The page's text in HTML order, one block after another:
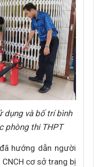
dụng và bố trí bình
phòng thi THPT
hướng dẫn người
cơ sở trang bị